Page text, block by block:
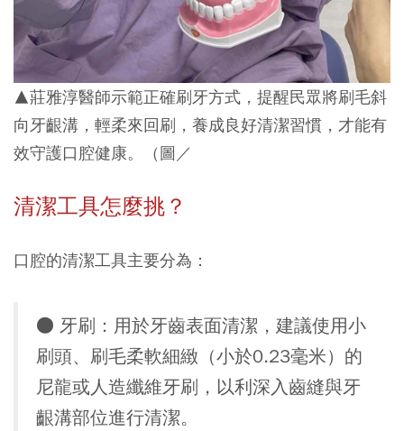
▲莊雅淳醫師示範正確刷牙方式，提醒民眾將刷毛斜
向牙齦溝，輕柔來回刷，養成良好清潔習慣，才能有
效守護口腔健康。（圖／
清潔工具怎麼挑？
口腔的清潔工具主要分為：
● 牙刷：用於牙齒表面清潔，建議使用小
刷頭、刷毛柔軟細緻（小於0.23毫米）的
尼龍或人造纖維牙刷，以利深入齒縫與牙
齦溝部位進行清潔。